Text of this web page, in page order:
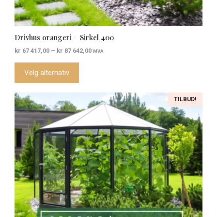
Drivhus orangeri – Sirkel 400
kr 67 417,00 – kr 87 642,00Prisområde:
MVA
Velg alternativ
TILBUD!
Dette
produktet
har
flere
varianter.
Alternativene
kan
velges
på
produktsiden